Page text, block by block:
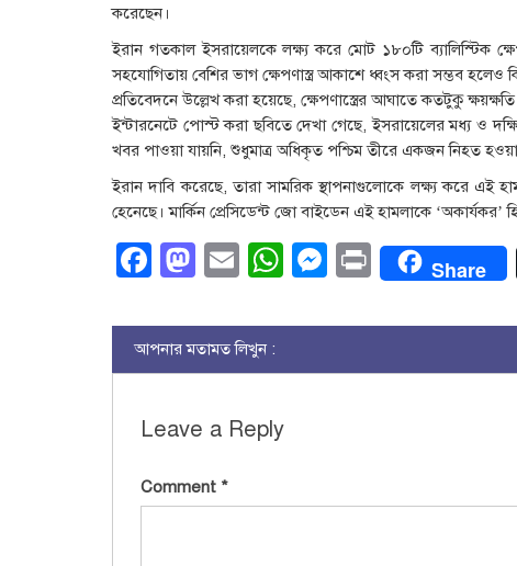
করেছেন।
ইরান গতকাল ইসরায়েলকে লক্ষ্য করে মোট ১৮০টি ব্যালিস্টিক
সহযোগিতায় বেশির ভাগ ক্ষেপণাস্ত্র আকাশে ধ্বংস করা সম্ভব হলেও
প্রতিবেদনে উল্লেখ করা হয়েছে, ক্ষেপণাস্ত্রের আঘাতে কতটুকু
ইন্টারনেটে পোস্ট করা ছবিতে দেখা গেছে, ইসরায়েলের মধ্য ও
খবর পাওয়া যায়নি, শুধুমাত্র অধিকৃত পশ্চিম তীরে একজন নিহত
ইরান দাবি করেছে, তারা সামরিক স্থাপনাগুলোকে লক্ষ্য করে এই
হেনেছে। মার্কিন প্রেসিডেন্ট জো বাইডেন এই হামলাকে ‘অকার্যকর’
Facebook
Mastodon
EmailWhatsApp
Messenger
PrintShare
আপনার মতামত লিখুন :
Leave a Reply
Comment *